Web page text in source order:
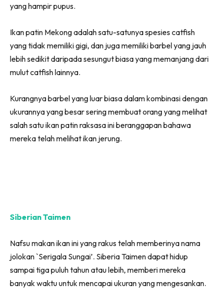
yang hampir pupus.
Ikan patin Mekong adalah satu-satunya spesies catfish
yang tidak memiliki gigi, dan juga memiliki barbel yang jauh
lebih sedikit daripada sesungut biasa yang memanjang dari
mulut catfish lainnya.
Kurangnya barbel yang luar biasa dalam kombinasi dengan
ukurannya yang besar sering membuat orang yang melihat
salah satu ikan patin raksasa ini beranggapan bahawa
mereka telah melihat ikan jerung.
Siberian Taimen
Nafsu makan ikan ini yang rakus telah memberinya nama
jolokan `Serigala Sungai’. Siberia Taimen dapat hidup
sampai tiga puluh tahun atau lebih, memberi mereka
banyak waktu untuk mencapai ukuran yang mengesankan.